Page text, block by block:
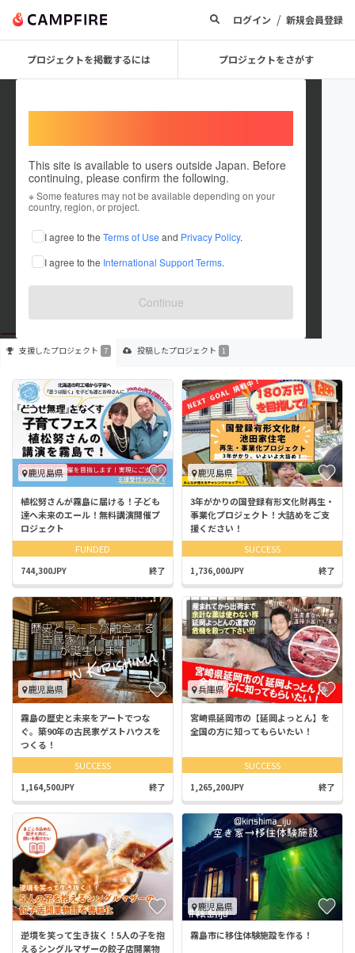
ログイン / 新規会員登録
プロジェクトを掲載するには プロジェクトをさがす
This site is available to users outside Japan. Before
continuing, please confirm the following.
※ Some features may not be available depending on your
country, region, or project.
I agree to the Terms of Use and Privacy Policy.
I agree to the International Support Terms.
Continue
ToshiakiMatsueda
これまでに7回支援して1件のプロジェクトを投稿しています
在住国：日本 現在地：鹿児島県
出身国：日本 出身地：鹿児島県
支援したプロジェクト 7 投稿したプロジェクト 1
鹿児島県
植松努さんが霧島に届ける！子ども
達へ未来のエール！無料講演開催プ
ロジェクト
FUNDED
744,300JPY 終了
鹿児島県
3年がかりの国登録有形文化財再生・
事業化プロジェクト！大詰めをご支
援ください！
SUCCESS
1,736,000JPY 終了
鹿児島県
霧島の歴史と未来をアートでつな
ぐ。築90年の古民家ゲストハウスを
つくる！
SUCCESS
1,164,500JPY 終了
兵庫県
宮崎県延岡市の【延岡よっとん】を
全国の方に知ってもらいたい！
SUCCESS
1,265,200JPY 終了
逆境を笑って生き抜く！5人の子を抱
えるシングルマザーの餃子店開業物
鹿児島県
霧島市に移住体験施設を作る！